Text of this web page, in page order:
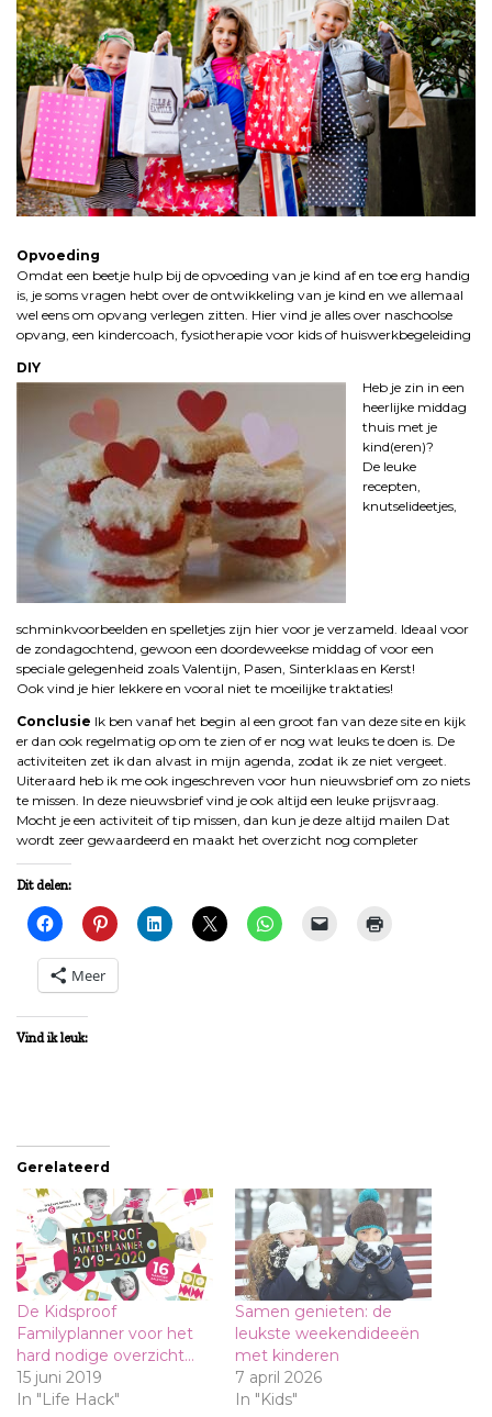
Opvoeding
Omdat een beetje hulp bij de opvoeding van je kind af en toe erg handig
is, je soms vragen hebt over de ontwikkeling van je kind en we allemaal
wel eens om opvang verlegen zitten. Hier vind je alles over naschoolse
opvang, een kindercoach, fysiotherapie voor kids of huiswerkbegeleiding
DIY
Heb je zin in een
heerlijke middag
thuis met je
kind(eren)?
De leuke
recepten,
knutselideetjes,
schminkvoorbeelden en spelletjes zijn hier voor je verzameld. Ideaal voor
de zondagochtend, gewoon een doordeweekse middag of voor een
speciale gelegenheid zoals Valentijn, Pasen, Sinterklaas en Kerst!
Ook vind je hier lekkere en vooral niet te moeilijke traktaties!
Conclusie Ik ben vanaf het begin al een groot fan van deze site en kijk
er dan ook regelmatig op om te zien of er nog wat leuks te doen is. De
activiteiten zet ik dan alvast in mijn agenda, zodat ik ze niet vergeet.
Uiteraard heb ik me ook ingeschreven voor hun nieuwsbrief om zo niets
te missen. In deze nieuwsbrief vind je ook altijd een leuke prijsvraag.
Mocht je een activiteit of tip missen, dan kun je deze altijd mailen Dat
wordt zeer gewaardeerd en maakt het overzicht nog completer
Dit delen:
Meer
Vind ik leuk:
Gerelateerd
De Kidsproof
Familyplanner voor het
hard nodige overzicht…
15 juni 2019
In "Life Hack"
Samen genieten: de
leukste weekendideeën
met kinderen
7 april 2026
In "Kids"